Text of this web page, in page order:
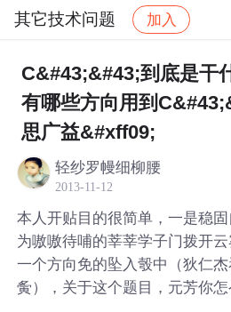
其它技术问题 加入
社区 其它技术问题 帖子
C&#43;&#43;到底是干
有哪些方向用到
思广益&#xff09;
轻纱罗幔细柳腰
2013-11-12
本人开贴目的很简单，一是稳
为嗷嗷待哺的莘莘学子门拨开
一个方向免的坠入彀中（狄仁
夤），关于这个题目，元芳你怎